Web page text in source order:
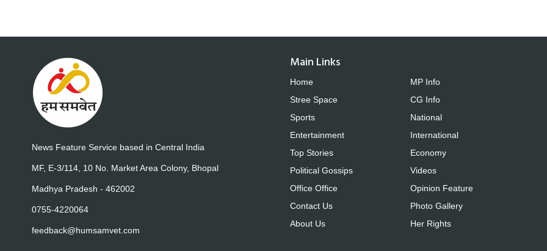
News Feature Service based in Central India
MF, E-3/114, 10 No. Market Area Colony, Bhopal
Madhya Pradesh - 462002
0755-4220064
feedback@humsamvet.com
Main Links
Home
Stree Space
Sports
Entertainment
Top Stories
Political Gossips
Office Office
Contact Us
About Us
MP Info
CG Info
National
International
Economy
Videos
Opinion Feature
Photo Gallery
Her Rights